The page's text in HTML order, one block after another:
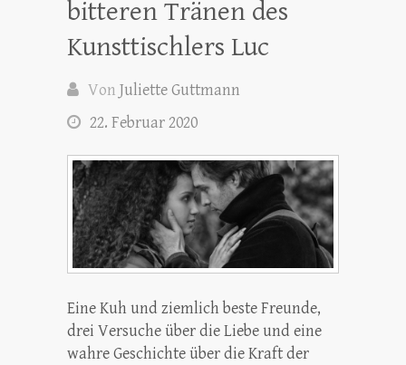
bitteren Tränen des
Kunsttischlers Luc
Von Juliette Guttmann
22. Februar 2020
Eine Kuh und ziemlich beste Freunde,
drei Versuche über die Liebe und eine
wahre Geschichte über die Kraft der